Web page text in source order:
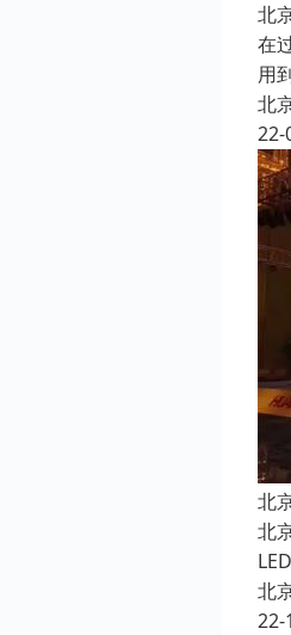
北
在
用
北
22-
北
北
北
22-